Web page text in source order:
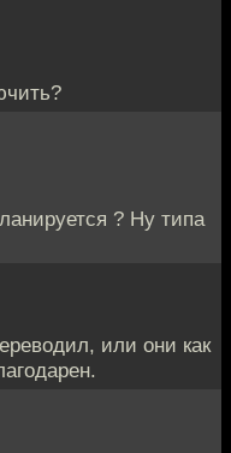
? Ну типа
или они как